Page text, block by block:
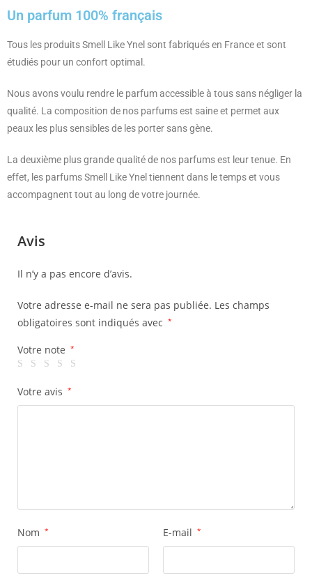
Un parfum 100% français
Tous les produits Smell Like Ynel sont fabriqués en France et sont
étudiés pour un confort optimal.
Nous avons voulu rendre le parfum accessible à tous sans négliger la
qualité. La composition de nos parfums est saine et permet aux
peaux les plus sensibles de les porter sans gène.
La deuxième plus grande qualité de nos parfums est leur tenue. En
effet, les parfums Smell Like Ynel tiennent dans le temps et vous
accompagnent tout au long de votre journée.
Avis
Il n’y a pas encore d’avis.
Votre adresse e-mail ne sera pas publiée. Les champs
obligatoires sont indiqués avec *
Votre note *
Votre avis *
Nom * E-mail *